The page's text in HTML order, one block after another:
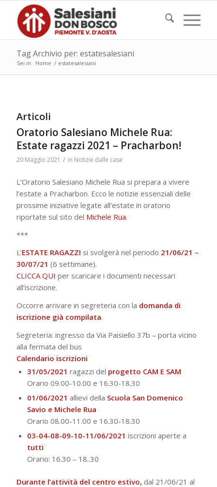
Tag Archivio per: estatesalesiani
Sei in: Home / estatesalesiani
Articoli
Oratorio Salesiano Michele Rua:
Estate ragazzi 2021 – Pracharbon!
20 Maggio 2021 / in Notizie dalle case
L’Oratorio Salesiano Michele Rua si prepara a vivere
l’estate a Pracharbon. Ecco le notizie essenziali delle
prossime iniziative legate all’estate in oratorio
riportate sul sito del Michele Rua.
***
L’ESTATE RAGAZZI si svolgerà nel periodo 21/06/21 –
30/07/21 (6 settimane).
CLICCA QUI per scaricare i documenti necessari
all’iscrizione.
Occorre arrivare in segreteria con la domanda di
iscrizione già compilata.
Segreteria: ingresso da Via Paisiello 37b – porta vicino
alla fermata del bus
Calendario iscrizioni
31/05/2021 ragazzi del progetto CAM E SAM
Orario 09.00-10.00 e 16.30-18.30
01/06/2021 allievi della Scuola San Domenico
Savio e Michele Rua
Orario 08.00-11.00 e 16.30-18.30
03-04-08-09-10-11/06/2021 iscrizioni aperte a
tutti
Orario: 16.30 – 18..30
Durante l’attività del centro estivo, dal 21/06/21 al